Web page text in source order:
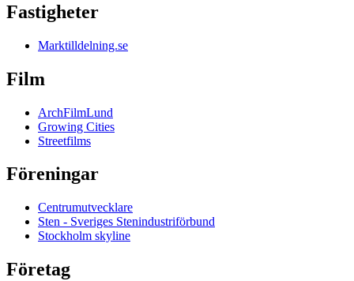
Fastigheter
Marktilldelning.se
Film
ArchFilmLund
Growing Cities
Streetfilms
Föreningar
Centrumutvecklare
Sten - Sveriges Stenindustriförbund
Stockholm skyline
Företag